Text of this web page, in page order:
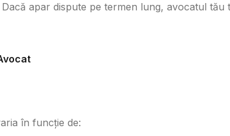
Dacă apar dispute pe termen lung, avocatul tău
în funcție de: